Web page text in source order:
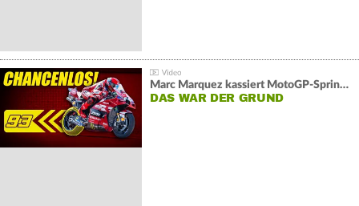
Marc Marquez kassiert MotoGP-Sprint-Schlappe:
DAS WAR DER GRUND